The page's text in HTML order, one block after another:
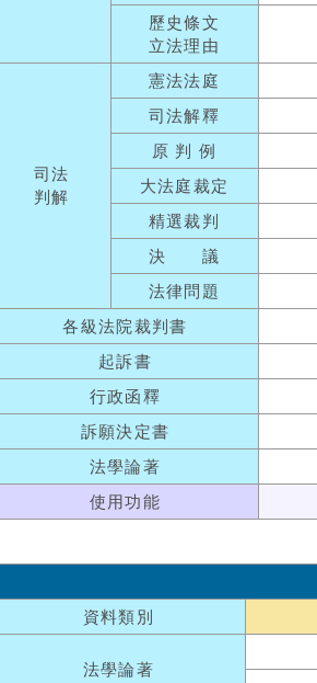
歷史條文
立法理由
司法
判解
憲法法庭
司法解釋
原 判 例
大法庭裁定
精選裁判
決 議
法律問題
各級法院裁判書
起訴書
行政函釋
訴願決定書
法學論著
使用功能
資料類別
法學論著